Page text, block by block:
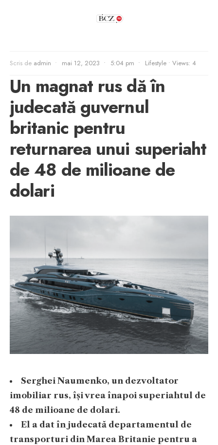
Scris de admin • mai 12, 2023 • 5:04 pm • Lifestyle • Views: 4
Un magnat rus dă în
judecată guvernul
britanic pentru
returnarea unui superiaht
de 48 de milioane de
dolari
Serghei Naumenko, un dezvoltator
imobiliar rus, își vrea înapoi superiahtul de
48 de milioane de dolari.
El a dat în judecată departamentul de
transporturi din Marea Britanie pentru a